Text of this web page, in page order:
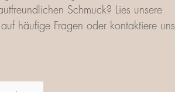
Schmuck? Lies unsere
häufige Fragen oder kontaktiere uns